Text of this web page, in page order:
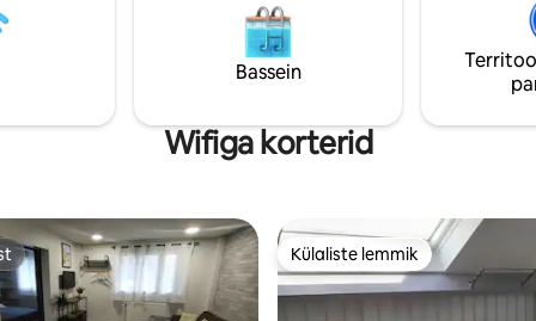
wifi teler
Bluetooth-muusika.
kirjutuslauaga, vannitoast
,tualettruumist. Samuti on sul
tellida võrevoodi.
Bassein
Wifiga korterid
Külaliste lemmik
Külaliste lemmik